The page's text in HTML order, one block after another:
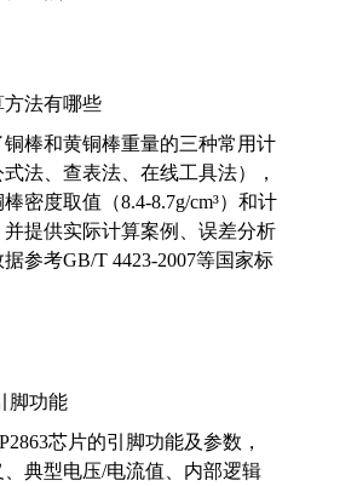
法有哪些
棒和黄铜棒重量的三种常用计
法、查表法、在线工具法），
密度取值（8.4-8.7g/cm³）和计
提供实际计算案例、误差分析
参考GB/T 4423-2007等国家标
脚功能
芯片的引脚功能及参数，
典型电压/电流值、内部逻辑